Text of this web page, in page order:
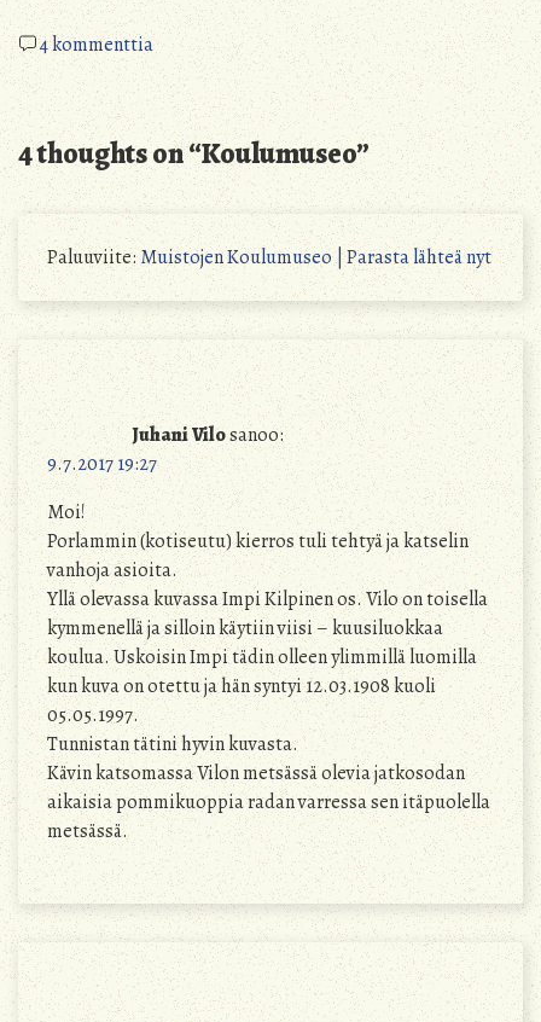
4 kommenttiaartikkeliin
Koulumuseo
4 thoughts on “Koulumuseo”
Paluuviite:Muistojen Koulumuseo | Parasta lähteä nyt
Juhani Vilosanoo:
9.7.2017 19:27
Moi!
Porlammin (kotiseutu) kierros tuli tehtyä ja katselin
vanhoja asioita.
Yllä olevassa kuvassa Impi Kilpinen os. Vilo on toisella
kymmenellä ja silloin käytiin viisi – kuusiluokkaa
koulua. Uskoisin Impi tädin olleen ylimmillä luomilla
kun kuva on otettu ja hän syntyi 12.03.1908 kuoli
05.05.1997.
Tunnistan tätini hyvin kuvasta.
Kävin katsomassa Vilon metsässä olevia jatkosodan
aikaisia pommikuoppia radan varressa sen itäpuolella
metsässä.